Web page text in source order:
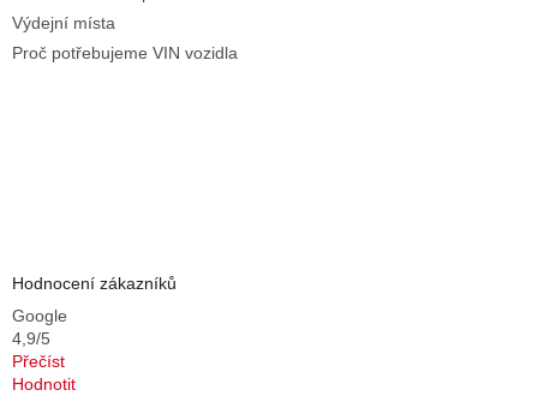
Výdejní místa
Proč potřebujeme VIN vozidla
Hodnocení zákazníků
Google
4,9/5
Přečíst
Hodnotit